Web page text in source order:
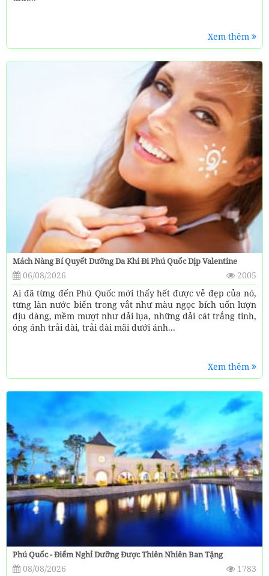
Xem thêm
Mách Nàng Bí Quyết Dưỡng Da Khi Đi Phú Quốc Dịp Valentine
06/08/2026
2005
Ai đã từng đến Phú Quốc mới thấy hết được vẻ đẹp của nó,
từng làn nước biển trong vắt như màu ngọc bích uốn lượn
dịu dàng, mềm mượt như dải lụa, những dải cát trắng tinh,
óng ánh trải dài, trải dài mãi dưới ánh...
Xem thêm
Phú Quốc - Điểm Nghỉ Dưỡng Được Thiên Nhiên Ban Tặng
08/08/2026
1783